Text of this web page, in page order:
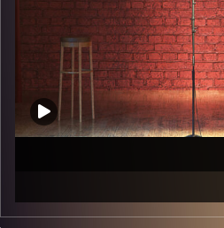
הכי צבעוניות ומיוחדות בסצנה,